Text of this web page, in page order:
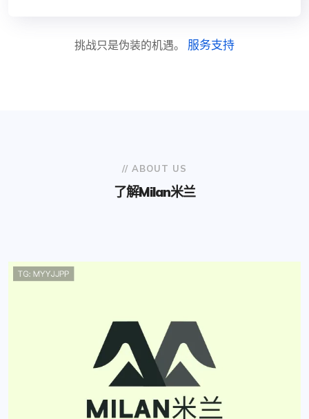
挑战只是伪装的机遇。 服务支持
// ABOUT US
了解Milan米兰